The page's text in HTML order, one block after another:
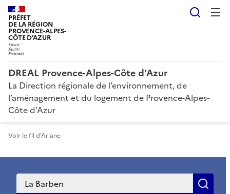
PRÉFET
DE LA RÉGION
PROVENCE-ALPES-
CÔTE D'AZUR
DREAL Provence-Alpes-Côte d'Azur
La Direction régionale de l’environnement, de
l’aménagement et du logement de Provence-Alpes-
Côte d’Azur
Voir le fil d'Ariane
Recherche